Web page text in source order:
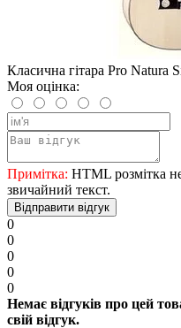
Класична гітара Pro Natura
Моя оцінка:
Примітка: HTML розмітка
звичайний текст.
Відправити відгук
0
0
0
0
0
Немає відгуків про цей
свій відгук.